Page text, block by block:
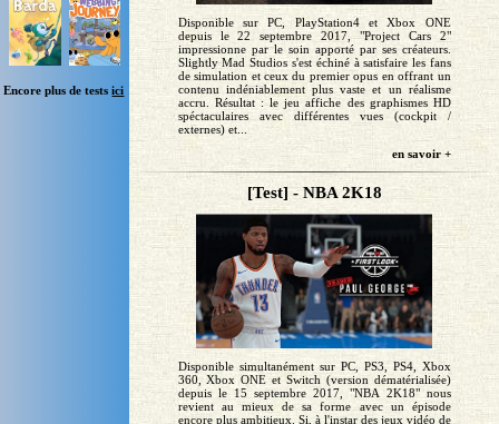
Encore plus de testsici
Disponible sur PC, PlayStation4 et Xbox ONE
depuis le 22 septembre 2017, "Project Cars 2"
impressionne par le soin apporté par ses créateurs.
Slightly Mad Studios s'est échiné à satisfaire les fans
de simulation et ceux du premier opus en offrant un
contenu indéniablement plus vaste et un réalisme
accru. Résultat : le jeu affiche des graphismes HD
spéctaculaires avec différentes vues (cockpit /
externes) et...
en savoir +
[Test] - NBA 2K18
Disponible simultanément sur PC, PS3, PS4, Xbox
360, Xbox ONE et Switch (version dématérialisée)
depuis le 15 septembre 2017, "NBA 2K18" nous
revient au mieux de sa forme avec un épisode
encore plus ambitieux. Si, à l'instar des jeux vidéo de